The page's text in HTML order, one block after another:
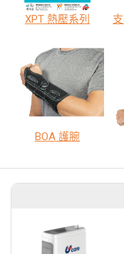
XPT 熱壓系列
BOA 護腕